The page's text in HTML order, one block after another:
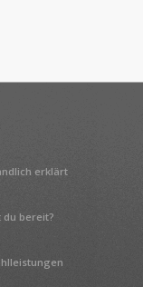
erklärt
du bereit?